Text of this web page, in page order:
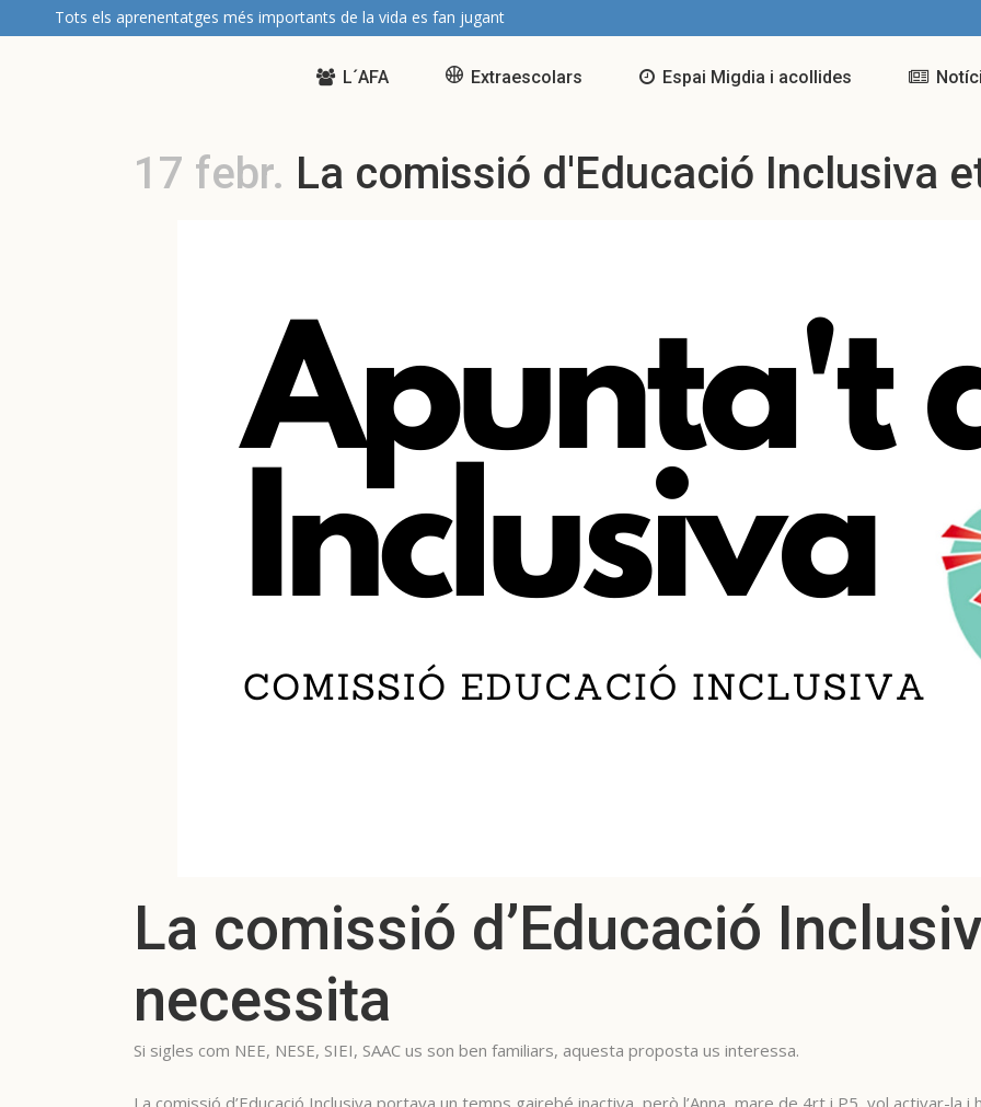
Tots els aprenentatges més importants de la vida es fan jugant
L´AFA Extraescolars Espai Migdia i acollides
17 febr. La comissió d'Educació Inclusiva
La comissió d’Educació
necessita
Si sigles com NEE, NESE, SIEI, SAAC us son ben familiars, aquesta proposta us interessa.
La comissió d’Educació Inclusiva portava un temps gairebé inactiva, però l’Anna, mare de 4rt i P5, vol activar-la